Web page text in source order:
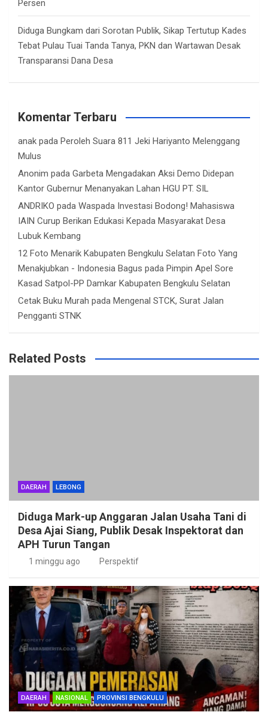
Persen
Diduga Bungkam dari Sorotan Publik, Sikap Tertutup Kades
Tebat Pulau Tuai Tanda Tanya, PKN dan Wartawan Desak
Transparansi Dana Desa
Komentar Terbaru
anak pada Peroleh Suara 811 Jeki Hariyanto Melenggang
Mulus
Anonim pada Garbeta Mengadakan Aksi Demo Didepan
Kantor Gubernur Menanyakan Lahan HGU PT. SIL
ANDRIKO pada Waspada Investasi Bodong! Mahasiswa
IAIN Curup Berikan Edukasi Kepada Masyarakat Desa
Lubuk Kembang
12 Foto Menarik Kabupaten Bengkulu Selatan Foto Yang
Menakjubkan - Indonesia Bagus pada Pimpin Apel Sore
Kasad Satpol-PP Damkar Kabupaten Bengkulu Selatan
Cetak Buku Murah pada Mengenal STCK, Surat Jalan
Pengganti STNK
Related Posts
DAERAH LEBONG
Diduga Mark-up Anggaran Jalan Usaha Tani di
Desa Ajai Siang, Publik Desak Inspektorat dan
APH Turun Tangan
1 minggu ago Perspektif
DAERAH NASIONAL PROVINSI BENGKULU